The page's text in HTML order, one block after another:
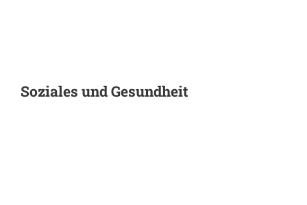
Soziales und Gesundheit